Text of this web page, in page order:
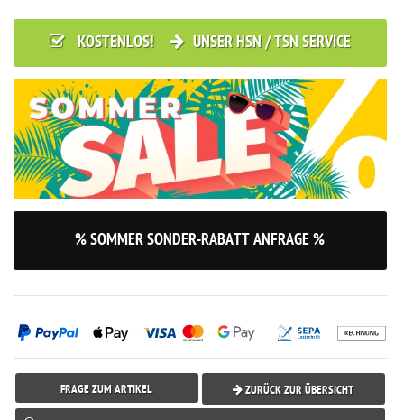
KOSTENLOS! UNSER HSN / TSN SERVICE
% SOMMER SONDER-RABATT ANFRAGE %
FRAGE ZUM ARTIKEL ZURÜCK ZUR ÜBERSICHT